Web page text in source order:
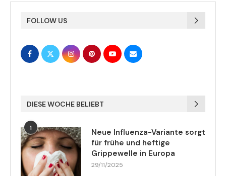
FOLLOW US
DIESE WOCHE BELIEBT
1
Neue Influenza-Variante sorgt
für frühe und heftige
Grippewelle in Europa
29/11/2025